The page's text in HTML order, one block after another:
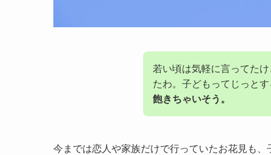
若い頃は気軽に言ってた
たわ。子どもってじっとす
飽きちゃいそう。
今までは恋人や家族だけで行っていたお花見も